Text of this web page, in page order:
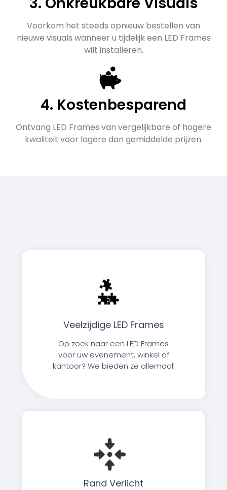
Voorkom het steeds opnieuw bestellen van
nieuwe visuals wanneer u tijdelijk een LED Frames
wilt installeren.
4. Kostenbesparend
Ontvang LED Frames van vergelijkbare of hogere
kwaliteit voor lagere dan gemiddelde prijzen.
Veelzijdige LED Frames
Op zoek naar een LED Frames
voor uw evenement, winkel of
kantoor? We bieden ze allemaal!
Rand Verlicht